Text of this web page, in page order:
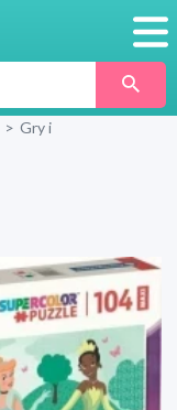
> Gry i